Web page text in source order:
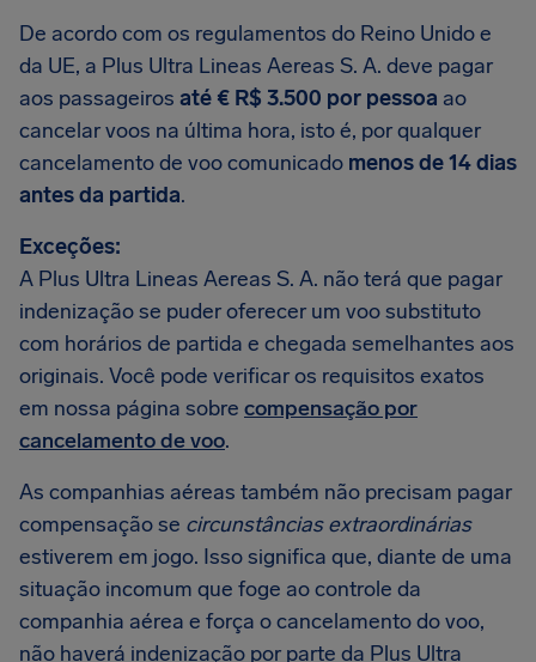
De acordo com os regulamentos do Reino Unido e
da UE, a Plus Ultra Lineas Aereas S. A. deve pagar
aos passageiros até € R$ 3.500 por pessoa ao
cancelar voos na última hora, isto é, por qualquer
cancelamento de voo comunicado menos de 14 dias
antes da partida.
Exceções:
A Plus Ultra Lineas Aereas S. A. não terá que pagar
indenização se puder oferecer um voo substituto
com horários de partida e chegada semelhantes aos
originais. Você pode verificar os requisitos exatos
em nossa página sobre compensação por
cancelamento de voo.
As companhias aéreas também não precisam pagar
compensação se circunstâncias extraordinárias
estiverem em jogo. Isso significa que, diante de uma
situação incomum que foge ao controle da
companhia aérea e força o cancelamento do voo,
não haverá indenização por parte da Plus Ultra